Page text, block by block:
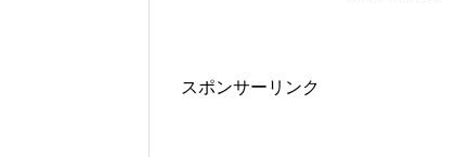
スポンサーリンク